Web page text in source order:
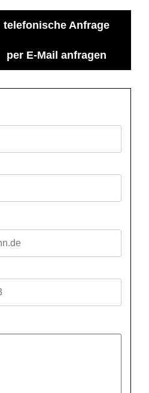
telefonische Anfrage
per E-Mail anfragen